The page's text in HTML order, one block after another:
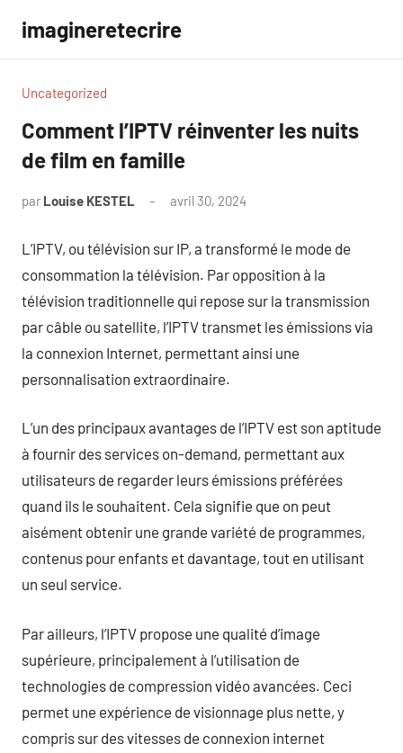
contenu
imagineretecrire
Uncategorized
Comment l’IPTV réinventer les nuits
de film en famille
par Louise KESTEL avril 30, 2024
L’IPTV, ou télévision sur IP, a transformé le mode de
consommation la télévision. Par opposition à la
télévision traditionnelle qui repose sur la transmission
par câble ou satellite, l’IPTV transmet les émissions via
la connexion Internet, permettant ainsi une
personnalisation extraordinaire.
L’un des principaux avantages de l’IPTV est son aptitude
à fournir des services on-demand, permettant aux
utilisateurs de regarder leurs émissions préférées
quand ils le souhaitent. Cela signifie que on peut
aisément obtenir une grande variété de programmes,
contenus pour enfants et davantage, tout en utilisant
un seul service.
Par ailleurs, l’IPTV propose une qualité d’image
supérieure, principalement à l’utilisation de
technologies de compression vidéo avancées. Ceci
permet une expérience de visionnage plus nette, y
compris sur des vitesses de connexion internet